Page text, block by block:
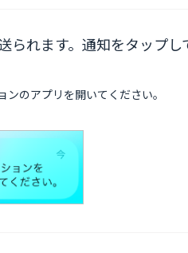
られます。通知をタップし
のアプリを開いてください。